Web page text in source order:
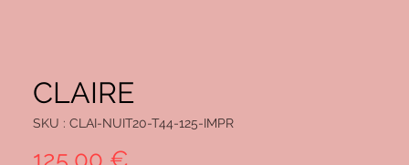
CLAIRE
SKU : CLAI-NUIT20-T44-125-IMPR
125,00 €